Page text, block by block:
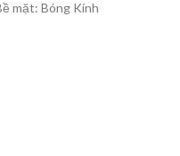
mặt: Bóng Kính